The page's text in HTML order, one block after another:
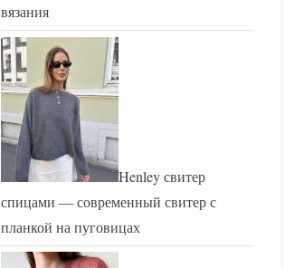
вязания
Henley свитер
спицами — современный свитер с
планкой на пуговицах